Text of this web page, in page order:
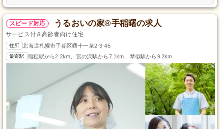
スピード対応 うるおいの家®手稲曙の求人
サービス付き高齢者向け住宅
住所 北海道札幌市手稲区曙十一条2-3-45
最寄駅 稲穂駅から2.2km、宮の沢駅から7.1km、琴似駅から9.2km